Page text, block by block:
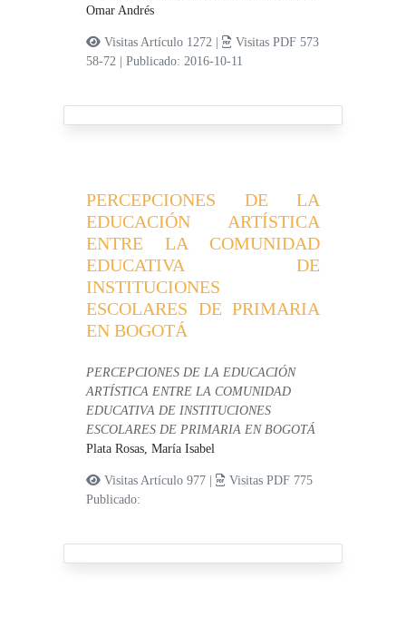
Omar Andrés
Visitas Artículo 1272 |
Visitas PDF 573
58-72
|Publicado: 2016-10-11
PERCEPCIONES DE LA
EDUCACIÓN ARTÍSTICA
ENTRE LA COMUNIDAD
EDUCATIVA DE
INSTITUCIONES
ESCOLARES DE PRIMARIA
EN BOGOTÁ
PERCEPCIONES DE LA EDUCACIÓN
ARTÍSTICA ENTRE LA COMUNIDAD
EDUCATIVA DE INSTITUCIONES
ESCOLARES DE PRIMARIA EN BOGOTÁ
Plata Rosas, María Isabel
Visitas Artículo 977 |
Visitas PDF 775
Publicado: